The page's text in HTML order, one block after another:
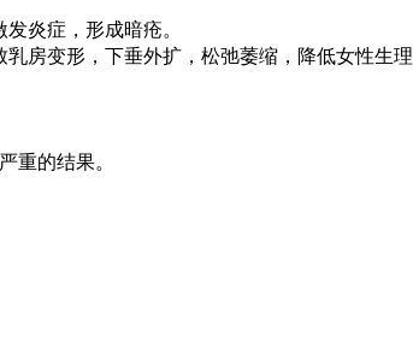
炎症，形成暗疮。
房变形，下垂外扩，松弛萎缩，降低女性生
重的结果。